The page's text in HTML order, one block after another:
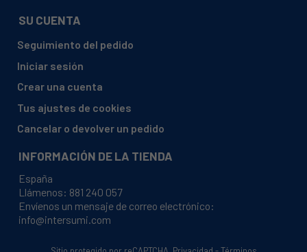
IBERNA, DWI605
LINKE, LKLV12X
O-WELCOME, EGSP1261V
OWELCOME, EGSP1261V (40069)
PKM, DW12-5FI
SU CUENTA
Seguimiento del pedido
Iniciar sesión
Crear una cuenta
Tus ajustes de cookies
Cancelar o devolver un pedido
INFORMACIÓN DE LA TIENDA
España
Llámenos: 881 240 057
Envíenos un mensaje de correo electrónico:
info@intersumi.com